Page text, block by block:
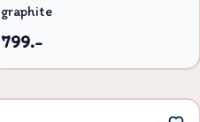
graphite
799.-